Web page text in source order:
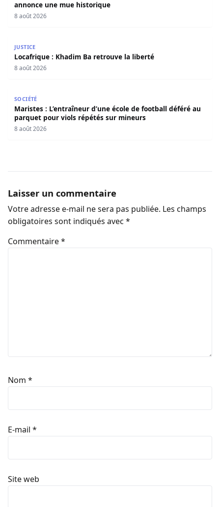
annonce une mue historique
8 août 2026
JUSTICE
Locafrique : Khadim Ba retrouve la liberté
8 août 2026
SOCIÉTÉ
Maristes : L’entraîneur d’une école de football déféré au
parquet pour viols répétés sur mineurs
8 août 2026
Laisser un commentaire
Votre adresse e-mail ne sera pas publiée. Les champs
obligatoires sont indiqués avec *
Commentaire*
Nom *
E-mail *
Site web